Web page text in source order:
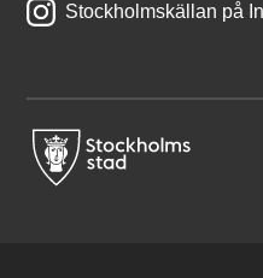
Stockholmskällan på